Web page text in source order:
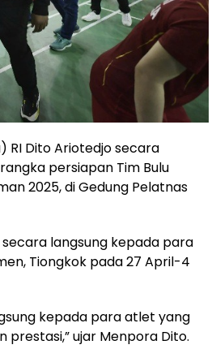
RI Dito Ariotedjo secara
persiapan Tim Bulu
2025, di Gedung Pelatnas
langsung kepada para
Tiongkok pada 27 April-4
kepada para atlet yang
prestasi,” ujar Menpora Dito.